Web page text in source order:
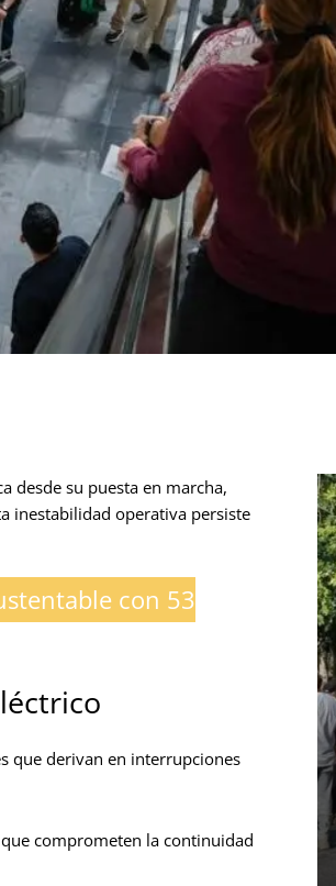
desde su puesta en marcha,
inestabilidad operativa persiste
con 53
que derivan en interrupciones
comprometen la continuidad